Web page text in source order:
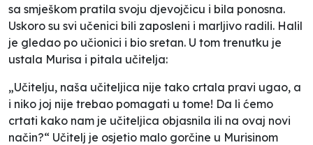
sa smješkom pratila svoju djevojčicu i bila ponosna.
Uskoro su svi učenici bili zaposleni i marljivo radili. Halil
je gledao po učionici i bio sretan. U tom trenutku je
ustala Murisa i pitala učitelja:
„Učitelju, naša učiteljica nije tako crtala pravi ugao, a
i niko joj nije trebao pomagati u tome! Da li ćemo
crtati kako nam je učiteljica objasnila ili na ovaj novi
način?“ Učitelj je osjetio malo gorčine u Murisinom